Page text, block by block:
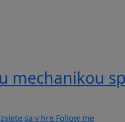
mechanikou